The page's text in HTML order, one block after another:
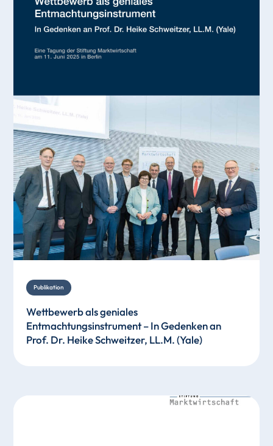
Publikation
Wettbewerb als geniales
Entmachtungsinstrument – In Gedenken an
Prof. Dr. Heike Schweitzer, LL.M. (Yale)